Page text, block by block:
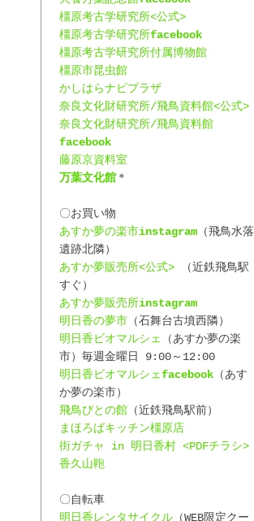
橿原考古学研究所<公式>
橿原考古学研究所facebook
橿原考古学研究所付属博物館
橿原市昆虫館
かしはらナビプラザ
奈良文化財研究所/飛鳥資料館<公式>
奈良文化財研究所/飛鳥資料館
facebook
藤原京資料室
万葉文化館 ＊
〇お買い物
あすか夢の楽市instagram （飛鳥水落
遺跡北隣）
あすか夢販売所<公式> （近鉄飛鳥駅
すぐ）
あすか夢販売所instagram
明日香の夢市 （石舞台古墳西隣）
明日香ビオマルシェ
（あすか夢の楽
市）毎週金曜日 9:00～12:00
明日香ビオマルシェfacebook （あす
か夢の楽市）
飛鳥びとの館 （近鉄飛鳥駅前）
まほろばキッチン橿原店
街ガチャ in 明日香村 <PDFチラシ>
香久山鞄
〇自転車
明日香レンタサイクル （WEB限定クー